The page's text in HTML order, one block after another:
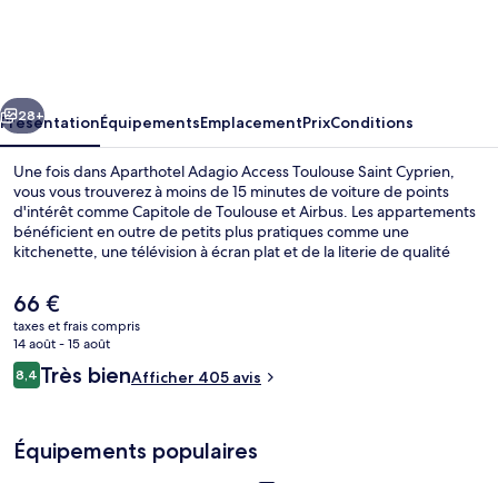
Saint
Cyprien
Suivant
28+
PrésentationÉquipementsEmplacementPrixConditions
Une fois dans Aparthotel Adagio Access Toulouse Saint Cyprien,
vous vous trouverez à moins de 15 minutes de voiture de points
d'intérêt comme Capitole de Toulouse et Airbus. Les appartements
bénéficient en outre de petits plus pratiques comme une
kitchenette, une télévision à écran plat et de la literie de qualité
pied : Station de métro Saint-Cyprien – République est à 4 min et
Station de métro Patte-d'Oie, à 4 min.
Le
prix
actuel
est
de
66 €
taxes et frais compris
14 août - 15 août
Avis
voyageurs
8,48,4 sur 10
Très bienAfficher 405 avis
Équipements populaires